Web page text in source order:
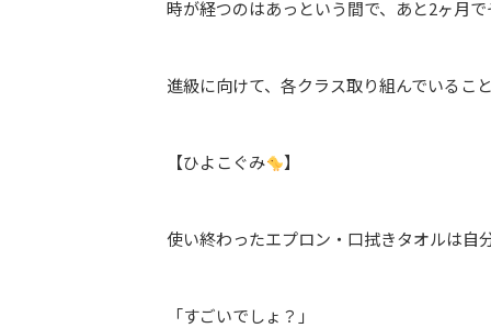
時が経つのはあっという間で、あと2ヶ月
進級に向けて、各クラス取り組んでいるこ
【ひよこぐみ 】
使い終わったエプロン・口拭きタオルは自
「すごいでしょ？」